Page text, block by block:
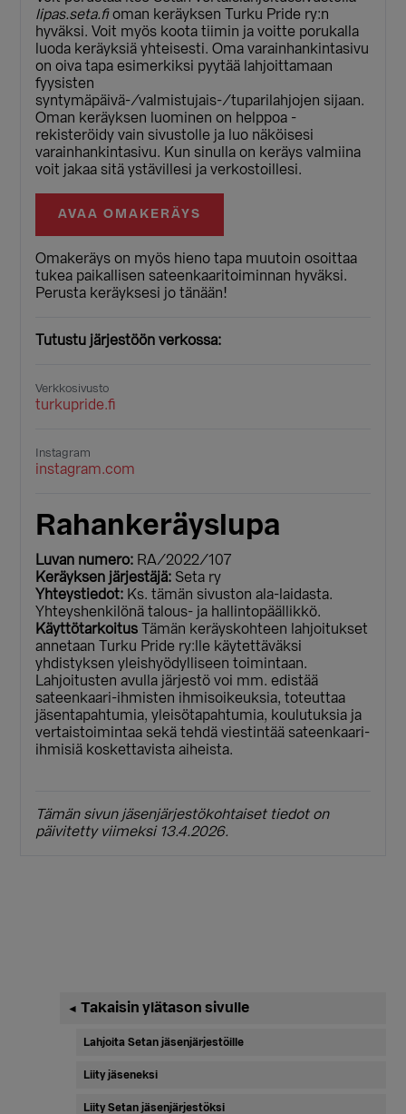
lipas.seta.fioman keräyksen Turku Pride ry:n
hyväksi. Voit myös koota tiimin ja voitte porukalla
luoda keräyksiä yhteisesti. Oma varainhankintasivu
on oiva tapa esimerkiksi pyytää lahjoittamaan
fyysisten
syntymäpäivä-/valmistujais-/tuparilahjojen sijaan.
Oman keräyksen luominen on helppoa -
rekisteröidy vain sivustolle ja luo näköisesi
varainhankintasivu. Kun sinulla on keräys valmiina
voit jakaa sitä ystävillesi ja verkostoillesi.
AVAA OMAKERÄYS
Omakeräys on myös hieno tapa muutoin osoittaa
tukea paikallisen sateenkaaritoiminnan hyväksi.
Perusta keräyksesi jo tänään!
Tutustu järjestöön verkossa:
Verkkosivusto
turkupride.fi
Instagram
instagram.com
Rahankeräyslupa
Luvan numero: RA/2022/107
Keräyksen järjestäjä: Seta ry
Yhteystiedot: Ks. tämän sivuston ala-laidasta.
Yhteyshenkilönä talous- ja hallintopäällikkö.
Käyttötarkoitus Tämän keräyskohteen lahjoitukset
annetaan Turku Pride ry:lle käytettäväksi
yhdistyksen yleishyödylliseen toimintaan.
Lahjoitusten avulla järjestö voi mm. edistää
sateenkaari-ihmisten ihmisoikeuksia, toteuttaa
jäsentapahtumia, yleisötapahtumia, koulutuksia ja
vertaistoimintaa sekä tehdä viestintää sateenkaari-
ihmisiä koskettavista aiheista.
Tämän sivun jäsenjärjestökohtaiset tiedot on
päivitetty viimeksi 13.4.2026.
Ensisijainen
sivupalkki
◄ Takaisin ylätason sivulle
Lahjoita Setan jäsenjärjestöille
Liity jäseneksi
Liity Setan jäsenjärjestöksi